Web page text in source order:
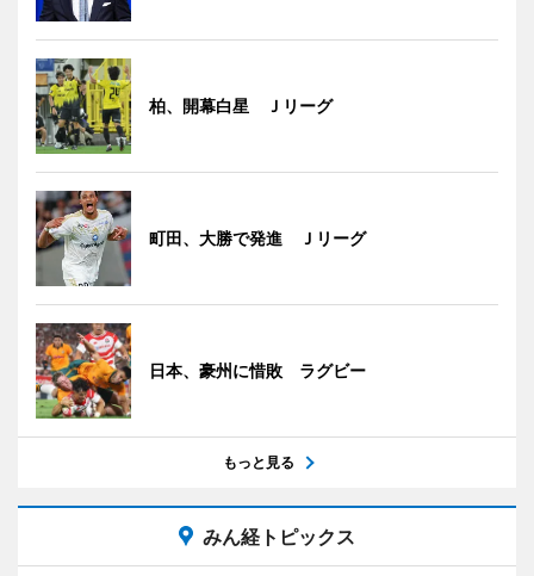
柏、開幕白星 Ｊリーグ
町田、大勝で発進 Ｊリーグ
日本、豪州に惜敗 ラグビー
もっと見る
みん経トピックス